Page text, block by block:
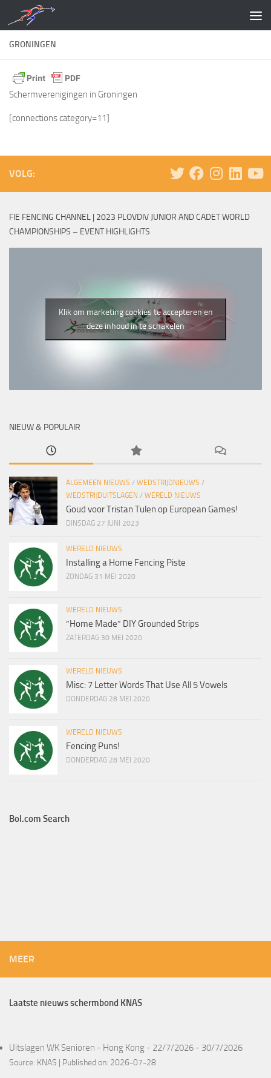
Doorgaan naar inhoud
GRONINGEN
Schermverenigingen in Groningen
[connections category=11]
VOLG:
FIE FENCING CHANNEL | 2023 PLOVDIV JUNIOR AND CADET WORLD
CHAMPIONSHIPS – EVENT HIGHLIGHTS
Klik om marketing cookies te accepteren en
deze inhoud in te schakelen
NIEUW & POPULAIR
ALGEMEEN NIEUWS / WEDSTRIJDNIEUWS /
WEDSTRIJDUITSLAGEN / WERELD NIEUWS
Goud voor Tristan Tulen op European Games!
DINSDAG 27 JUNI 2023
WERELD NIEUWS
Installing a Home Fencing Piste
ZONDAG 31 MEI 2020
WERELD NIEUWS
“Home Made” DIY Grounded Strips
ZATERDAG 30 MEI 2020
WERELD NIEUWS
Misc: 7 Letter Words That Use All 5 Vowels
DONDERDAG 28 MEI 2020
WERELD NIEUWS
Fencing Puns!
DONDERDAG 28 MEI 2020
Bol.com Search
MEER
Laatste nieuws schermbond KNAS
Uitslagen WK Senioren - Hong Kong - 22/7/2026 - 30/7/2026
Source: KNAS Published on: 2026-07-28